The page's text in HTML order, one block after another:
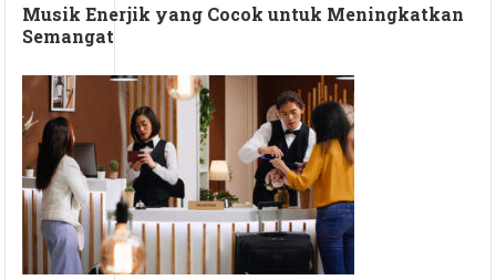
Musik Enerjik yang Cocok untuk Meningkatkan
Semangat